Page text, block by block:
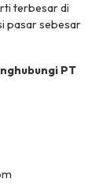
terbesar di
pasar sebesar
PT